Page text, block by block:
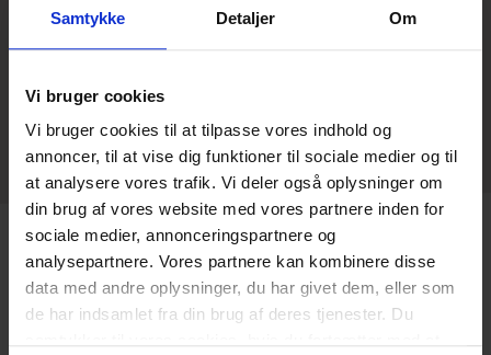
Samtykke Detaljer Om
Vi bruger cookies
Vi bruger cookies til at tilpasse vores indhold og
annoncer, til at vise dig funktioner til sociale medier og til
at analysere vores trafik. Vi deler også oplysninger om
din brug af vores website med vores partnere inden for
sociale medier, annonceringspartnere og
analysepartnere. Vores partnere kan kombinere disse
data med andre oplysninger, du har givet dem, eller som
de har indsamlet fra din brug af deres tjenester. Du